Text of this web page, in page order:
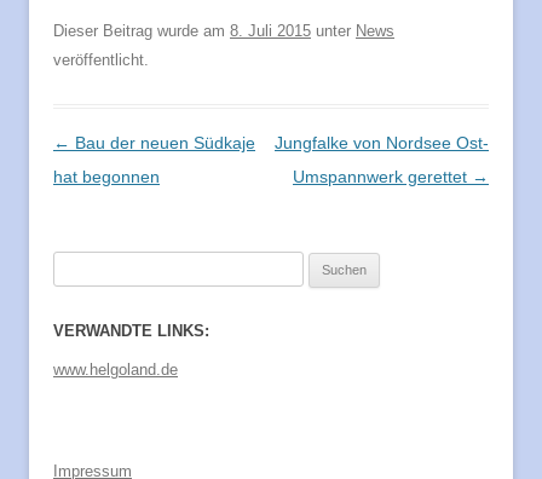
Dieser Beitrag wurde am 8. Juli 2015 unter News
veröffentlicht.
Beitragsnavigation
← Bau der neuen Südkaje
hat begonnen
Jungfalke von Nordsee Ost-
Umspannwerk gerettet →
VERWANDTE LINKS:
www.helgoland.de
Impressum